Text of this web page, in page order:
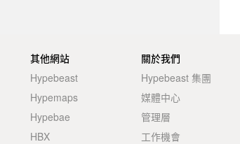
其他網站
Hypebeast
Hypemaps
Hypebae
HBX
關於我們
Hypebeast 集團
媒體中心
管理層
工作機會